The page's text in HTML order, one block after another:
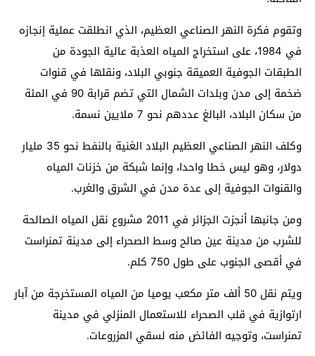
وتقوم فكرة النهر الصناعي العظيم، الذي انطلقت عملية إنجازه
في 1984، على استخراج المياه العذبة عالية الجودة من
الطبقات الجوفية العميقة جنوبي البلاد، ونقلها في قنوات
ضخمة إلى مدن وبلدات الشمال التي تضم قرابة 90 في المئة
من سكان البلاد، البالغ عددهم نحو 7 ملايين نسمة.
وكلف النهر الصناعي العظيم البلاد الغنية بالنفط نحو 35 مليار
دولار، وهو ليس خطا واحدا، وإنما شبكة من خزنات المياه
والقنوات الجوفية إلى عدة مدن في الشرق والغرب.
ومن جانبها أنجزت الجزائر في 2011 مشروع نقل المياه الصالحة
للشرب من مدينة عين صالح وسط الصحراء إلى مدينة تمنراست
في أقصى الجنوب على طول 750 كلم.
ويتم نقل 50 ألف متر مكعب يوميا من المياه المستخرجة من آبار
ارتوازية في قلب الصحراء للاستعمال المنزلي في مدينة
تمنراست، وتوجيه الفائض منه لسقي المزروعات.